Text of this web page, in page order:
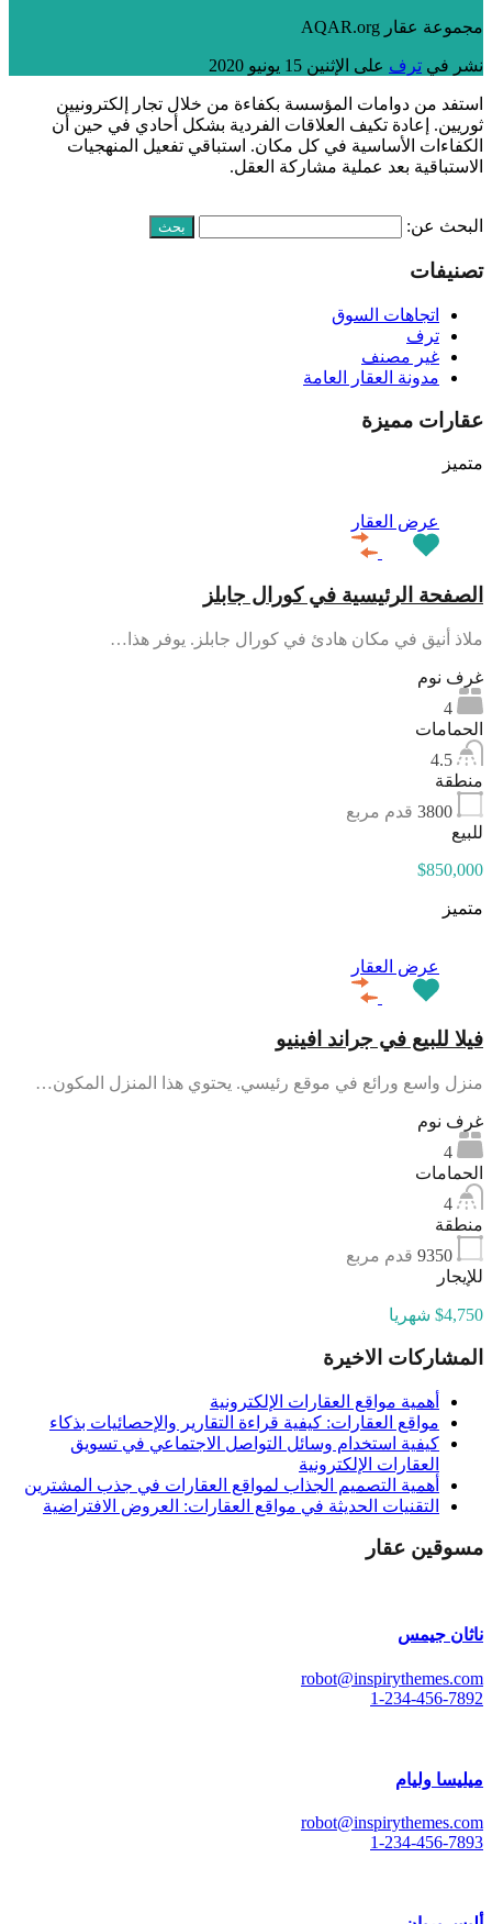
مجموعة عقار AQAR.org
نشر في ترف على الإثنين 15 يونيو 2020
استفد من دوامات المؤسسة بكفاءة من خلال تجار إلكترونيين
ثوريين. إعادة تكيف العلاقات الفردية بشكل أحادي في حين أن
الكفاءات الأساسية في كل مكان. استباقي تفعيل المنهجيات
الاستباقية بعد عملية مشاركة العقل.
البحث عن:
تصنيفات
اتجاهات السوق
ترف
غير مصنف
مدونة العقار العامة
عقارات مميزة
متميز
عرض العقار
الصفحة الرئيسية في كورال جابلز
ملاذ أنيق في مكان هادئ في كورال جابلز. يوفر هذا…
غرف نوم
4
الحمامات
4.5
منطقة
3800 قدم مربع
للبيع
$850,000
متميز
عرض العقار
فيلا للبيع في جراند افينيو
منزل واسع ورائع في موقع رئيسي. يحتوي هذا المنزل المكون…
غرف نوم
4
الحمامات
4
منطقة
9350 قدم مربع
للإيجار
$4,750 شهريا
المشاركات الاخيرة
أهمية مواقع العقارات الإلكترونية
مواقع العقارات: كيفية قراءة التقارير والإحصائيات بذكاء
كيفية استخدام وسائل التواصل الاجتماعي في تسويق
العقارات الإلكترونية
أهمية التصميم الجذاب لمواقع العقارات في جذب المشترين
التقنيات الحديثة في مواقع العقارات: العروض الافتراضية
مسوقين عقار
ناثان جيمس
robot@inspirythemes.com
1-234-456-7892
ميليسا وليام
robot@inspirythemes.com
1-234-456-7893